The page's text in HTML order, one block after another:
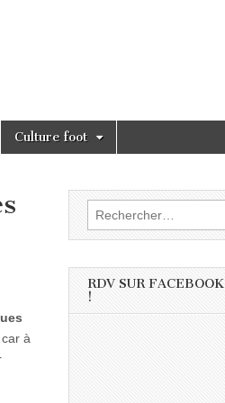
Culture foot
à
Rechercher :
RDV SUR FACEBOOK
!